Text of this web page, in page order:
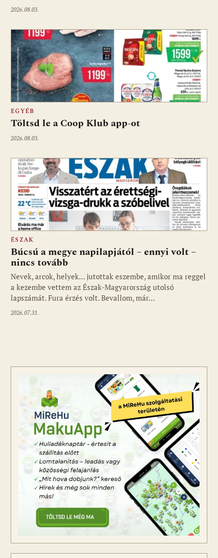
2026.08.03.
EGYÉB
Töltsd le a Coop Klub app-ot
2026.08.03.
ÉSZAK
Búcsú a megye napilapjától – ennyi volt –
nincs tovább
Nevek, arcok, helyek… jutottak eszembe, amikor ma reggel
a kezembe vettem az Észak-Magyarország utolsó
lapszámát. Fura érzés volt. Bevallom, már…
2026.07.31.